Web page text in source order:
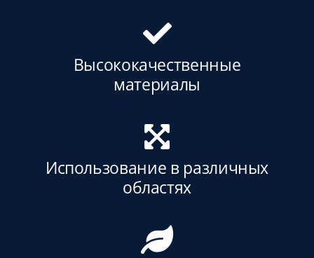
Высококачественные
материалы
Использование в различных
областях